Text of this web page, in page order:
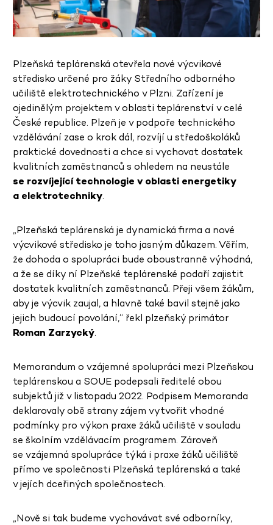
Plzeňská teplárenská otevřela nové výcvikové
středisko určené pro žáky Středního odborného
učiliště elektrotechnického v Plzni. Zařízení je
ojedinělým projektem v oblasti teplárenství v celé
České republice. Plzeň je v podpoře technického
vzdělávání zase o krok dál, rozvíjí u středoškoláků
praktické dovednosti a chce si vychovat dostatek
kvalitních zaměstnanců s ohledem na neustále
se rozvíjející technologie v oblasti energetiky
a elektrotechniky.
„Plzeňská teplárenská je dynamická firma a nové
výcvikové středisko je toho jasným důkazem. Věřím,
že dohoda o spolupráci bude oboustranně výhodná,
a že se díky ní Plzeňské teplárenské podaří zajistit
dostatek kvalitních zaměstnanců. Přeji všem žákům,
aby je výcvik zaujal, a hlavně také bavil stejně jako
jejich budoucí povolání,“ řekl plzeňský primátor
Roman Zarzycký.
Memorandum o vzájemné spolupráci mezi Plzeňskou
teplárenskou a SOUE podepsali ředitelé obou
subjektů již v listopadu 2022. Podpisem Memoranda
deklarovaly obě strany zájem vytvořit vhodné
podmínky pro výkon praxe žáků učiliště v souladu
se školním vzdělávacím programem. Zároveň
se vzájemná spolupráce týká i praxe žáků učiliště
přímo ve společnosti Plzeňská teplárenská a také
v jejích dceřiných společnostech.
„Nově si tak budeme vychovávat své odborníky,